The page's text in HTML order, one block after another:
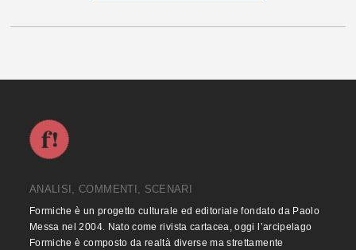
ANALISI, COMMENTI, SCENARI
Formiche è un progetto culturale ed editoriale fondato da Paolo
Messa nel 2004. Nato come rivista cartacea, oggi l’arcipelago
Formiche è composto da realtà diverse ma strettamente